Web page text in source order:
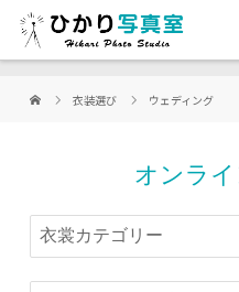
衣装選び ウェディング
オンラ